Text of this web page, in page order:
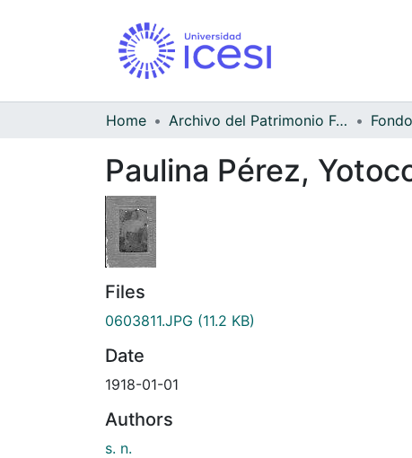
Home Archivo del Patrimonio Fotográfico y Fílmico del Valle del Cauca
Paulina Pérez,
Files
0603811.JPG (11.2 KB)
Date
1918-01-01
Authors
s. n.